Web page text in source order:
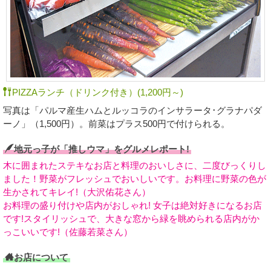
PIZZAランチ（ドリンク付き）(1,200円～)
写真は「パルマ産生ハムとルッコラのインサラータ･グラナパダ
ーノ」（1,500円）。前菜はプラス500円で付けられる。
地元っ子が「推しウマ」をグルメレポート!
木に囲まれたステキなお店と料理のおいしさに、二度びっくりし
ました！野菜がフレッシュでおいしいです。お料理に野菜の色が
生かされてキレイ!（大沢佑花さん）
お料理の盛り付けや店内がおしゃれ! 女子は絶対好きになるお店
です!スタイリッシュで、大きな窓から緑を眺められる店内がか
っこいいです!（佐藤若菜さん）
お店について